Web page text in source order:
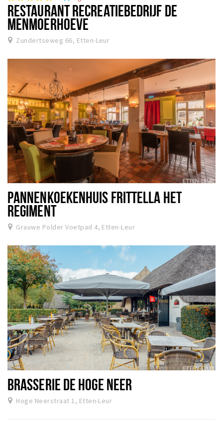
RESTAURANT RECREATIEBEDRIJF DE
MENMOERHOEVE
Zundertseweg 66, Etten-Leur
PANNENKOEKENHUIS FRITTELLA HET
REGIMENT
Grauwe Polder Voetpad 4, Etten-Leur
BRASSERIE DE HOGE NEER
Hoge Neerstraat 1, Etten-Leur